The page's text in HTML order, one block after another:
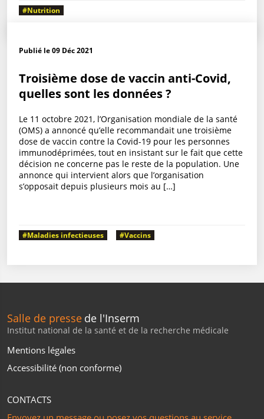
#Nutrition
Publié le 09 Déc 2021
Troisième dose de vaccin anti-Covid,
quelles sont les données ?
Le 11 octobre 2021, l’Organisation mondiale de la santé
(OMS) a annoncé qu’elle recommandait une troisième
dose de vaccin contre la Covid-19 pour les personnes
immunodéprimées, tout en insistant sur le fait que cette
décision ne concerne pas le reste de la population. Une
annonce qui intervient alors que l’organisation
s’opposait depuis plusieurs mois au […]
#Maladies infectieuses #Vaccins
Salle de presse de l'Inserm
Institut national de la santé et de la recherche médicale
Mentions légales
Accessibilité (non conforme)
CONTACTS